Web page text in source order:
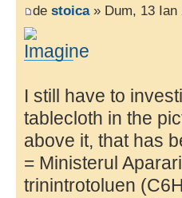
de stoica» Dum, 13 Ian
I still have to
tablecloth in the
above it, that has
= Ministerul
trinintrotoluen